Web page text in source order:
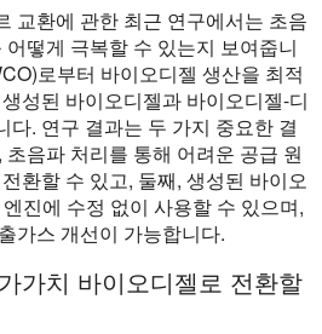
교환에 관한 최근 연구에서는 초음
떻게 극복할 수 있는지 보여줍니
로부터 바이오디젤 생산을 최적
성된 바이오디젤과 바이오디젤-디
다. 연구 결과는 두 가지 중요한 결
음파 처리를 통해 어려운 공급 원
환할 수 있고, 둘째, 생성된 바이오
진에 수정 없이 사용할 수 있으며,
가스 개선이 가능합니다.
가치 바이오디젤로 전환할